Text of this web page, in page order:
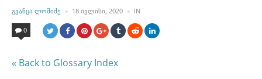
POSTED
BY
ᲒᲕᲐᲜᲪᲐ ᲚᲝᲛᲘᲫᲔ 18 ᲘᲕᲚᲘᲡᲘ, 2020 INPOSTED
IN
0
« Back to Glossary Index